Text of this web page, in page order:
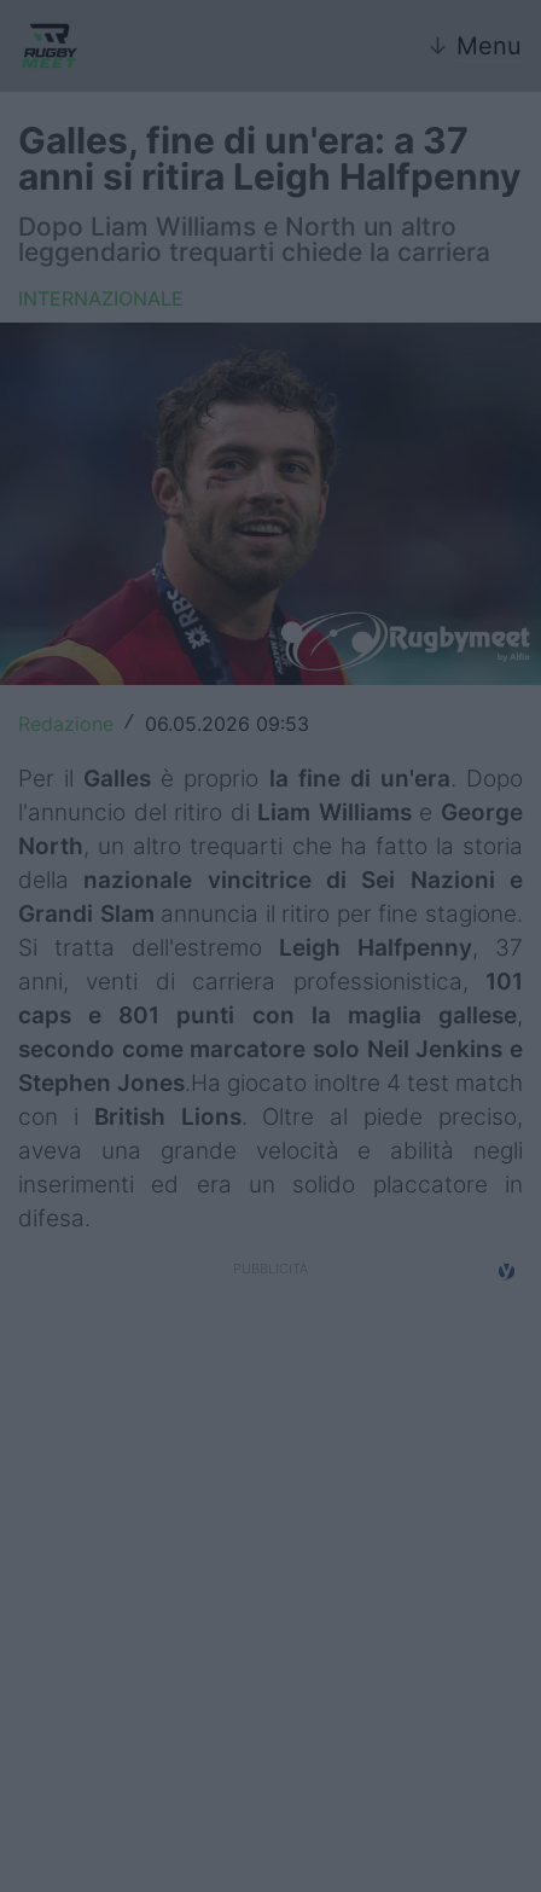
↓ Menu
Nazionali giovanili
Rugby Sevens
Internazionale
United Rugby Championship
Premiership
Champions Cup
Challenge Cup
World Rugby
Rugby World Cup
Super Rugby
Rugby in TV
Mercato
Serie A Elite
Campionati
Serie A
Serie B
Galles, fine di un'era: a 37
anni si ritira Leigh Halfpenny
Dopo Liam Williams e North un altro
leggendario trequarti chiede la carriera
INTERNAZIONALE
Redazione / 06.05.2026 09:53
Per il Galles è proprio la fine di un'era. Dopo
l'annuncio del ritiro di Liam Williamse George
North, un altro trequarti che ha fatto la storia
della nazionale vincitrice di Sei Nazioni e
Grandi Slam annuncia il ritiro per fine stagione.
Si tratta dell'estremo Leigh Halfpenny, 37
anni, venti di carriera professionistica, 101
caps e 801 punti con la maglia gallese,
secondo come marcatore solo Neil Jenkins e
Stephen Jones.Ha giocato inoltre 4 test match
con i British Lions. Oltre al piede preciso,
aveva una grande velocità e abilità negli
inserimenti ed era un solido placcatore in
difesa.